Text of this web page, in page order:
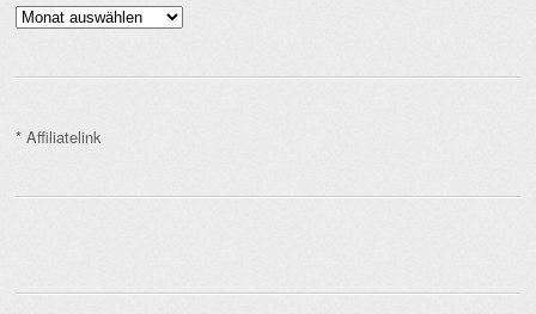
Archiv
* Affiliatelink